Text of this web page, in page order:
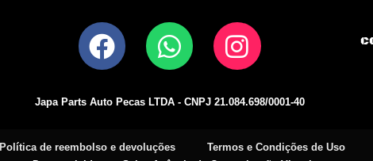
a
c
b
o
h
a
t
s
a
n
s
t
a
g
Japa Parts Auto Pecas LTDA - CNPJ 21.084.698/0001-40
Política de reembolso e devoluções
Termos e Condições de Uso